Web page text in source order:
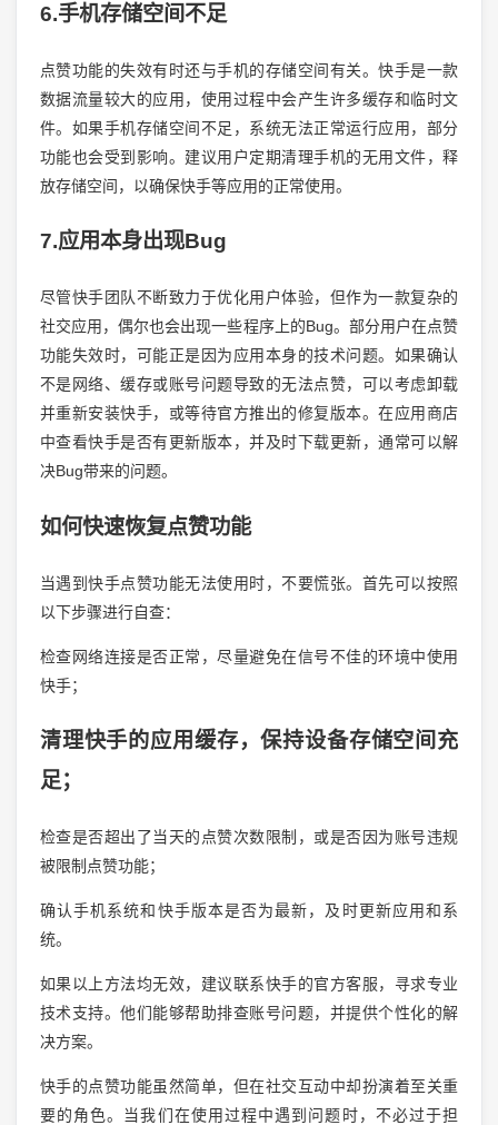
6.手机存储空间不足
点赞功能的失效有时还与手机的存储空间有关。快手是一款
数据流量较大的应用，使用过程中会产生许多缓存和临时文
件。如果手机存储空间不足，系统无法正常运行应用，部分
功能也会受到影响。建议用户定期清理手机的无用文件，释
放存储空间，以确保快手等应用的正常使用。
7.应用本身出现Bug
尽管快手团队不断致力于优化用户体验，但作为一款复杂的
社交应用，偶尔也会出现一些程序上的Bug。部分用户在点赞
功能失效时，可能正是因为应用本身的技术问题。如果确认
不是网络、缓存或账号问题导致的无法点赞，可以考虑卸载
并重新安装快手，或等待官方推出的修复版本。在应用商店
中查看快手是否有更新版本，并及时下载更新，通常可以解
决Bug带来的问题。
如何快速恢复点赞功能
当遇到快手点赞功能无法使用时，不要慌张。首先可以按照
以下步骤进行自查：
检查网络连接是否正常，尽量避免在信号不佳的环境中使用
快手；
清理快手的应用缓存，保持设备存储空间充
足；
检查是否超出了当天的点赞次数限制，或是否因为账号违规
被限制点赞功能；
确认手机系统和快手版本是否为最新，及时更新应用和系
统。
如果以上方法均无效，建议联系快手的官方客服，寻求专业
技术支持。他们能够帮助排查账号问题，并提供个性化的解
决方案。
快手的点赞功能虽然简单，但在社交互动中却扮演着至关重
要的角色。当我们在使用过程中遇到问题时，不必过于担